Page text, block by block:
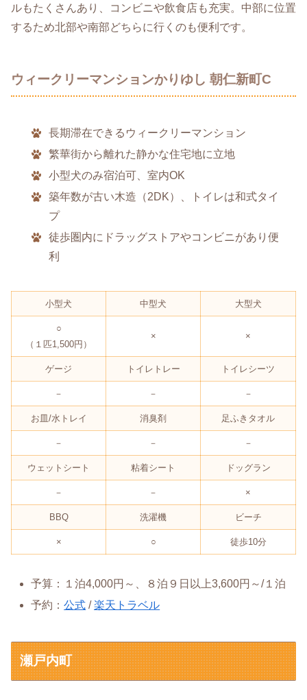
ルもたくさんあり、コンビニや飲食店も充実。中部に位置
するため北部や南部どちらに行くのも便利です。
ウィークリーマンションかりゆし 朝仁新町C
長期滞在できるウィークリーマンション
繁華街から離れた静かな住宅地に立地
小型犬のみ宿泊可、室内OK
築年数が古い木造（2DK）、トイレは和式タイ
プ
徒歩圏内にドラッグストアやコンビニがあり便
利
小型犬 中型犬 大型犬
○
（１匹1,500円）
× ×
ゲージ トイレトレー トイレシーツ
－ － －
お皿/水トレイ 消臭剤 足ふきタオル
－ － －
ウェットシート 粘着シート ドッグラン
－ － ×
BBQ 洗濯機 ビーチ
× ○ 徒歩10分
予算：１泊4,000円～、８泊９日以上3,600円～/１泊
予約：公式 /楽天トラベル
瀬戸内町